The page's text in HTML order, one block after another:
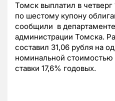
Томск выплатил в
по шестому купону
сообщили в
администрации Томска.
составил 31,06 рубля на
номинальной стоимостью
ставки 17,6% годовых.